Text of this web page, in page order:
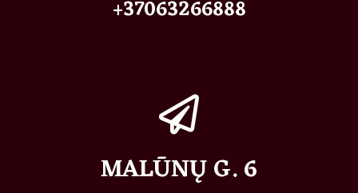
+37063266888
MALŪNŲ G. 6